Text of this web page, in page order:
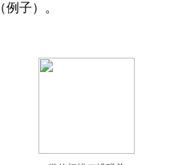
子）。